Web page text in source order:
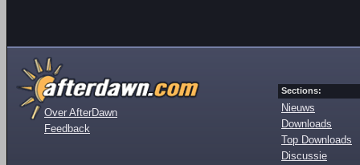
Over AfterDawn
Feedback
Sections:
Nieuws
Downloads
Top Downloads
Discussie